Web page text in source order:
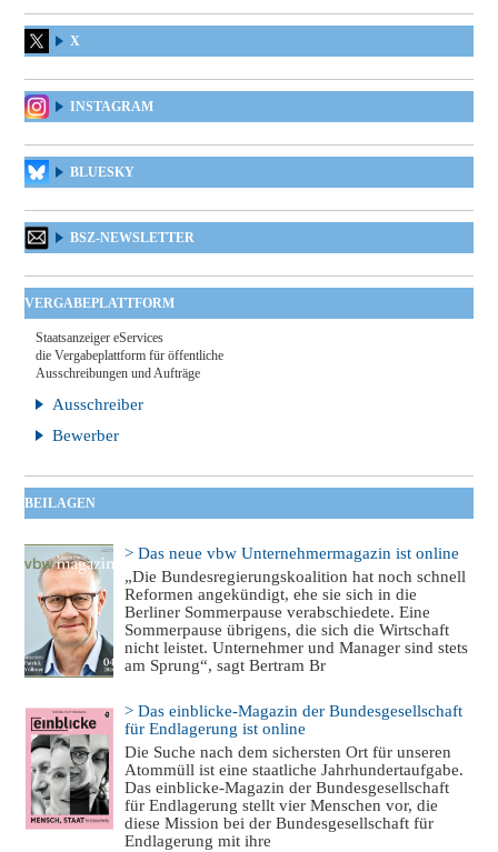
X
INSTAGRAM
BLUESKY
BSZ-NEWSLETTER
VERGABEPLATTFORM
Staatsanzeiger eServices
die Vergabeplattform für öffentliche
Ausschreibungen und Aufträge
Ausschreiber
Bewerber
BEILAGEN
> Das neue vbw Unternehmermagazin ist online
„Die Bundesregierungskoalition hat noch schnell
Reformen angekündigt, ehe sie sich in die
Berliner Sommerpause verabschiedete. Eine
Sommerpause übrigens, die sich die Wirtschaft
nicht leistet. Unternehmer und Manager sind stets
am Sprung“, sagt Bertram Br
> Das einblicke-Magazin der Bundesgesellschaft
für Endlagerung ist online
Die Suche nach dem sichersten Ort für unseren
Atommüll ist eine staatliche Jahrhundertaufgabe.
Das einblicke-Magazin der Bundesgesellschaft
für Endlagerung stellt vier Menschen vor, die
diese Mission bei der Bundesgesellschaft für
Endlagerung mit ihre